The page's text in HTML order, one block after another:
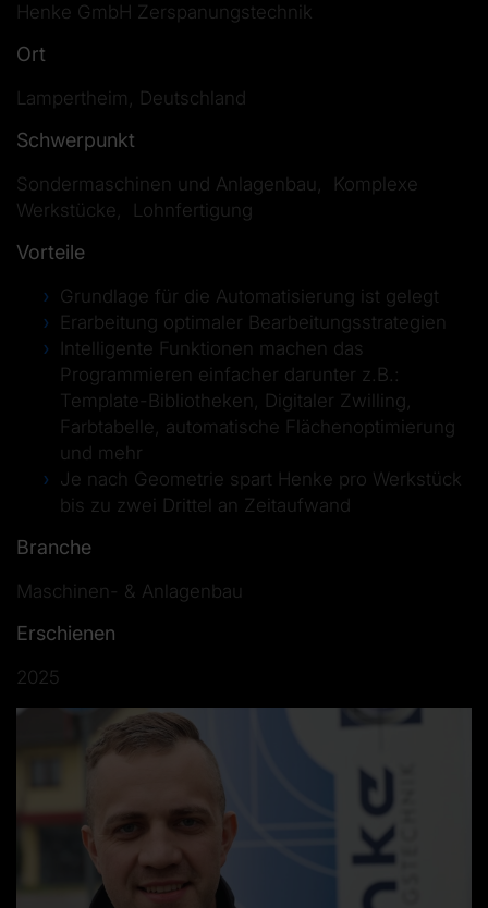
Henke GmbH Zerspanungstechnik
Ort
Lampertheim, Deutschland
Schwerpunkt
Sondermaschinen und Anlagenbau, Komplexe
Werkstücke, Lohnfertigung
Vorteile
Grundlage für die Automatisierung ist gelegt
Erarbeitung optimaler Bearbeitungsstrategien
Intelligente Funktionen machen das
Programmieren einfacher darunter z.B.:
Template-Bibliotheken, Digitaler Zwilling,
Farbtabelle, automatische Flächenoptimierung
und mehr
Je nach Geometrie spart Henke pro Werkstück
bis zu zwei Drittel an Zeitaufwand
Branche
Maschinen- & Anlagenbau
Erschienen
2025